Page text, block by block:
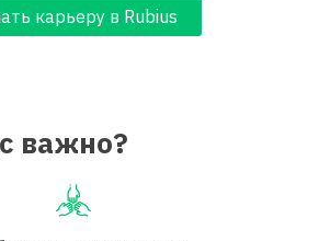
карьеру в Rubius
важно?